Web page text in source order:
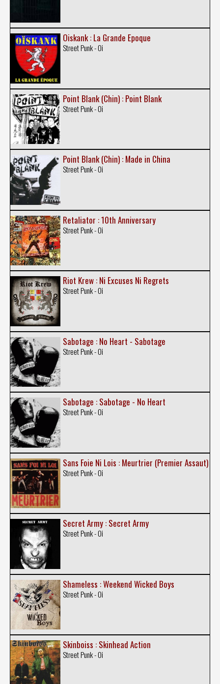
Oiskank : La Grande Epoque
Street Punk - Oi
Point Blank (Chin) : Point Blank
Street Punk - Oi
Point Blank (Chin) : Made in China
Street Punk - Oi
Retaliator : 10th Anniversary
Street Punk - Oi
Riot Krew : Ni Excuses Ni Regrets
Street Punk - Oi
Sabotage : No Heart - Sabotage
Street Punk - Oi
Sabotage : Sabotage - No Heart
Street Punk - Oi
Sans Foie Ni Lois : Meurtrier (Premier Assaut)
Street Punk - Oi
Secret Army : Secret Army
Street Punk - Oi
Shameless : Weekend Wicked Boys
Street Punk - Oi
Skinboiss : Skinhead Action
Street Punk - Oi